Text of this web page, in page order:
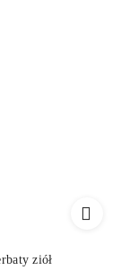
ziół